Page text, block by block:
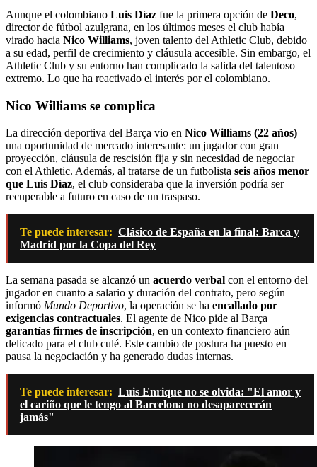
Aunque el colombiano Luis Díaz fue la primera opción de Deco,
director de fútbol azulgrana, en los últimos meses el club había
virado hacia Nico Williams, joven talento del Athletic Club, debido
a su edad, perfil de crecimiento y cláusula accesible. Sin embargo, el
Athletic Club y su entorno han complicado la salida del talentoso
extremo. Lo que ha reactivado el interés por el colombiano.
Nico Williams se complica
La dirección deportiva del Barça vio en Nico Williams (22 años)
una oportunidad de mercado interesante: un jugador con gran
proyección, cláusula de rescisión fija y sin necesidad de negociar
con el Athletic. Además, al tratarse de un futbolista seis años menor
que Luis Díaz, el club consideraba que la inversión podría ser
recuperable a futuro en caso de un traspaso.
Te puede interesar: Clásico de España en la final: Barca y
Madrid por la Copa del Rey
La semana pasada se alcanzó un acuerdo verbal con el entorno del
jugador en cuanto a salario y duración del contrato, pero según
informó Mundo Deportivo, la operación se ha encallado por
exigencias contractuales. El agente de Nico pide al Barça
garantías firmes de inscripción, en un contexto financiero aún
delicado para el club culé. Este cambio de postura ha puesto en
pausa la negociación y ha generado dudas internas.
Te puede interesar: Luis Enrique no se olvida: "El amor y
el cariño que le tengo al Barcelona no desaparecerán
jamás"